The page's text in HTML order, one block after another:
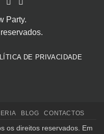
Party.
DE PRIVACIDADE
BLOG CONTACTOS
os direitos reservados. Em